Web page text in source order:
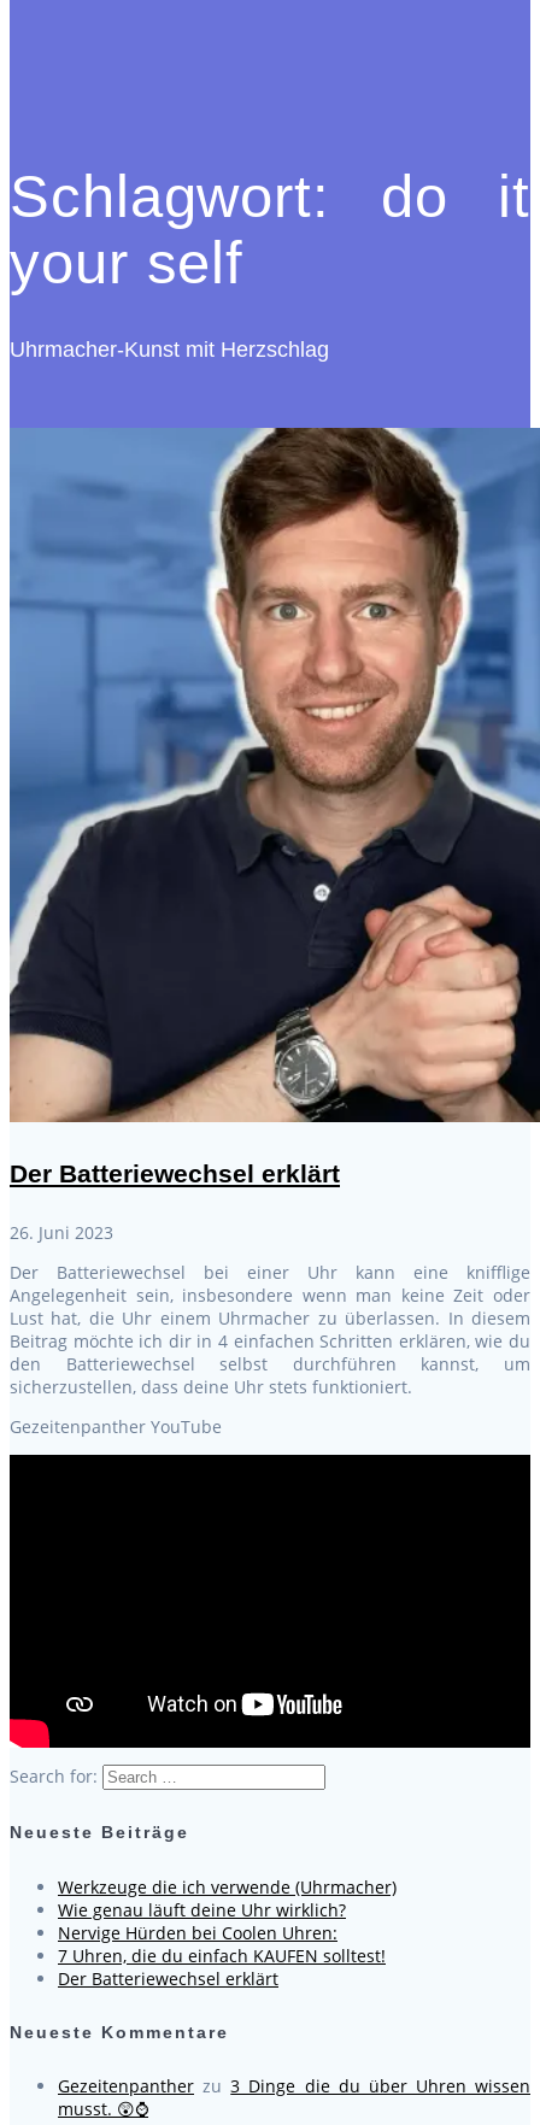
Schlagwort: do it
your self
Uhrmacher-Kunst mit Herzschlag
Der Batteriewechsel erklärt
26. Juni 2023
Der Batteriewechsel bei einer Uhr kann eine knifflige
Angelegenheit sein, insbesondere wenn man keine Zeit oder
Lust hat, die Uhr einem Uhrmacher zu überlassen. In diesem
Beitrag möchte ich dir in 4 einfachen Schritten erklären, wie du
den Batteriewechsel selbst durchführen kannst, um
sicherzustellen, dass deine Uhr stets funktioniert.
Gezeitenpanther YouTube
Search for:
Neueste Beiträge
Werkzeuge die ich verwende (Uhrmacher)
Wie genau läuft deine Uhr wirklich?
Nervige Hürden bei Coolen Uhren:
7 Uhren, die du einfach KAUFEN solltest!
Der Batteriewechsel erklärt
Neueste Kommentare
Gezeitenpanther zu3 Dinge die du über Uhren wissen
musst. 😲⌚